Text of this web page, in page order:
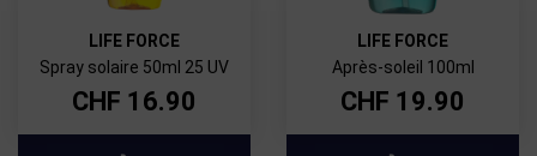
LIFE FORCE
Spray solaire 50ml 25 UV
CHF 16.90
LIFE FORCE
Après-soleil 100ml
CHF 19.90